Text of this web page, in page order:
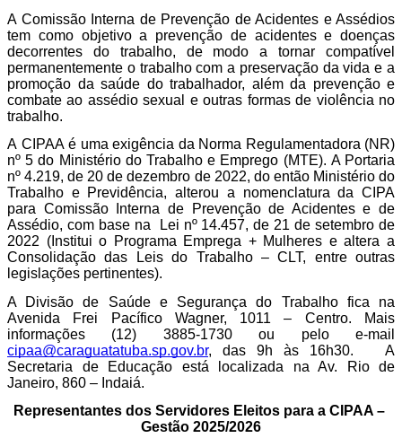
A Comissão Interna de Prevenção de Acidentes e Assédios
tem como objetivo a prevenção de acidentes e doenças
decorrentes do trabalho, de modo a tornar compatível
permanentemente o trabalho com a preservação da vida e a
promoção da saúde do trabalhador, além da prevenção e
combate ao assédio sexual e outras formas de violência no
trabalho.
A CIPAA é uma exigência da Norma Regulamentadora (NR)
nº 5 do Ministério do Trabalho e Emprego (MTE). A Portaria
nº 4.219, de 20 de dezembro de 2022, do então Ministério do
Trabalho e Previdência, alterou a nomenclatura da CIPA
para Comissão Interna de Prevenção de Acidentes e de
Assédio, com base na  Lei nº 14.457, de 21 de setembro de
2022 (Institui o Programa Emprega + Mulheres e altera a
Consolidação das Leis do Trabalho – CLT, entre outras
legislações pertinentes).
A Divisão de Saúde e Segurança do Trabalho fica na
Avenida Frei Pacífico Wagner, 1011 – Centro. Mais
cipaa@caraguatatuba.sp.gov.br, das 9h às 16h30.   A
Secretaria de Educação está localizada na Av. Rio de
Janeiro, 860 – Indaiá.
Representantes dos Servidores Eleitos para a CIPAA –
Gestão 2025/2026